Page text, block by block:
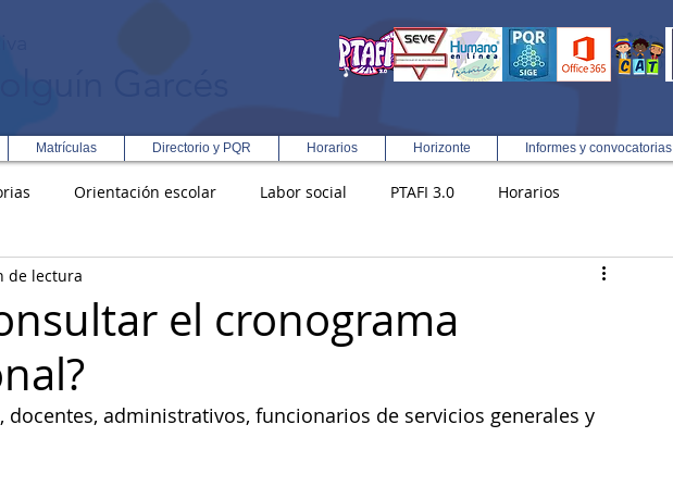
Matrículas Directorio y PQR Horarios Horizonte Informes y convocatorias
Orientación escolar Labor social PTAFI 3.0 Horarios
Integral en Turismo
Rectoría
el cronograma
de lectura
docentes, administrativos, funcionarios de servicios generales y